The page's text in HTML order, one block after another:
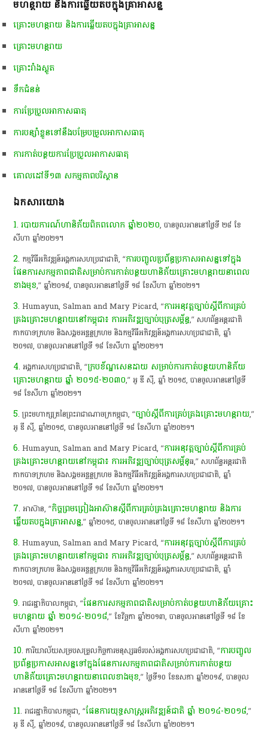
មហន្តរាយ​ និង​ការ​ឆ្លើយ​តប​ក្នុង​គ្រាអាសន្ន​
​គ្រោះ​មហន្តរាយ​ និង​ការ​ឆ្លើយ​តប​ក្នុង​គ្រាអាសន្ន​
​គ្រោះ​មហន្តរាយ​
​គ្រោះ​រាំង​ស្ងួត​​
ទឹកជំនន់​
ការប្រែប្រួលអាកាសធាតុ
ការបន្សាំខ្លួនទៅនឹងបម្រែបម្រួលអាកាសធាតុ
ការកាត់បន្ថយការប្រែប្រួលអាកាសធាតុ
គោលដៅទី​១៣ ស​កម្ម​ភាព​​បរិស្ថាន​
ឯកសារយោង
1. ​របាយការណ៍​ហានិភ័យ​ពិភពលោក​ ឆ្នាំ​២០២០,​ បាន​ចូល​អាន​នៅ​ថ្ងៃ​ទី​ ២៨​ ខែ
សីហា​ ឆ្នាំ​២០២១​។​
2. ​កម្មវិធី​អភិវឌ្ឍន៍​អង្គការសហប្រជាជាតិ​,​ “​ការ​បញ្ចូល​ប្រព័ន្ធ​ប្រកាស​អាសន្ន​ទៅ​ក្នុង​
ផែនការ​សកម្មភាព​ជាតិ​សម្រាប់​ការ​កាត់​បន្ថយ​ហានិភ័យ​គ្រោះ​មហន្តរាយ​នា​ពេល​
ខាង​មុខ​,”​ ឆ្នាំ​២០១៩,​ បាន​ចូល​អាន​នៅ​ថ្ងៃ​ទី​ ១៨​ ខែសីហា​ ឆ្នាំ​២០២១​។​
3. Humayun,​ Salman​ and​ Mary​ Picard,​ “​ការ​អនុវត្ត​ច្បាប់​ស្តី​ពី​ការ​គ្រប់
គ្រង​គ្រោះ​មហន្តរាយ​នៅ​កម្ពុជា​៖​ ការ​អភិវឌ្ឍ​ច្បាប់​បុត្រ​សម្ព័ន្ធ​,”​ សហព័ន្ធ​អន្តរជាតិ​
កាកបាទក្រហម​ និង​សង្គម​អ​ឌ្ច​ន្ទ​ក្រហម​ និង​កម្មវិធី​អភិវឌ្ឍន៍​អង្គការសហប្រជាជាតិ​,​ ឆ្នាំ​
២០១៧,​ បាន​ចូល​អាន​នៅ​ថ្ងៃ​ទី​ ១៨​ ខែសីហា​ ឆ្នាំ​២០២១​។​
4. ​អង្គការសហប្រជាជាតិ​,​ “​ក្របខ័ណ្ឌ​សេន​ដាយ​ សម្រាប់​ការ​កាត់​បន្ថយ​ហានិភ័យ​
គ្រោះ​មហន្តរាយ​ ឆ្នាំ​ ២០១៥-២០៣០,”​ អូ​ ឌី​ ស៊ី​,​ ឆ្នាំ​ ២០១៥,​ បាន​ចូល​អាន​នៅ​ថ្ងៃ​ទី​
១៨​ ខែសីហា​ ឆ្នាំ​២០២១​។​
5. ​ព្រះមហាក្សត្រ​នៃ​ព្រះរាជាណាចក្រ​កម្ពុជា​,​ “​ច្បាប់​ស្តី​ពី​ការ​គ្រប់គ្រង​គ្រោះ​មហន្តរាយ​,”​
អូ​ ឌី​ ស៊ី​,​ ឆ្នាំ​២០១៥,​ បាន​ចូល​អាន​នៅ​ថ្ងៃ​ទី​ ១៨​ ខែសីហា​ ឆ្នាំ​២០២១​។​
6. Humayun,​ Salman​ and​ Mary​ Picard,​ “​ការ​អនុវត្ត​ច្បាប់​ស្តី​ពី​ការ​គ្រប់
គ្រង​គ្រោះ​មហន្តរាយ​នៅ​កម្ពុជា​៖​ ការ​អភិវឌ្ឍ​ច្បាប់​បុត្រ​សម្ព័ន្ធ​,”​ សហព័ន្ធ​អន្តរជាតិ​
កាកបាទក្រហម​ និង​សង្គម​អ​ឌ្ច​ន្ទ​ក្រហម​ និង​កម្មវិធី​អភិវឌ្ឍន៍​អង្គការសហប្រជាជាតិ​,​ ឆ្នាំ​
២០១៧,​ បាន​ចូល​អាន​នៅ​ថ្ងៃ​ទី​ ១៨​ ខែសីហា​ ឆ្នាំ​២០២១​។​
7. ​អាស៊ាន​,​ “​កិច្ចព្រមព្រៀង​អាស៊ាន​ស្តី​ពី​ការ​គ្រប់គ្រង​គ្រោះ​មហន្តរាយ​ និង​ការ​
ឆ្លើយ​តប​ក្នុង​គ្រាអាសន្ន​,”​ ឆ្នាំ​២០១៥,​ បាន​ចូល​អាន​នៅ​ថ្ងៃ​ទី​ ១៨​ ខែសីហា​ ឆ្នាំ​២០២១​។​
8. Humayun,​ Salman​ and​ Mary​ Picard,​ “​ការ​អនុវត្ត​ច្បាប់​ស្តី​ពី​ការ​គ្រប់
គ្រង​គ្រោះ​មហន្តរាយ​នៅ​កម្ពុជា​៖​ ការ​អភិវឌ្ឍ​ច្បាប់​បុត្រ​សម្ព័ន្ធ​,”​ សហព័ន្ធ​អន្តរជាតិ​
កាកបាទក្រហម​ និង​សង្គម​អ​ឌ្ច​ន្ទ​ក្រហម​ និង​កម្មវិធី​អភិវឌ្ឍន៍​អង្គការសហប្រជាជាតិ​,​ ឆ្នាំ​
២០១៧,​ បាន​ចូល​អាន​នៅ​ថ្ងៃ​ទី​ ១៨​ ខែសីហា​ ឆ្នាំ​២០២១​។​
9. ​រាជរដ្ឋាភិបាល​កម្ពុជា​,​ “​ផែនការ​សកម្មភាព​ជាតិ​សម្រាប់​កាត់​បន្ថយ​ហានិភ័យ​គ្រោះ​
មហន្តរាយ​ ឆ្នាំ​ ២០១៤-២០១៨,”​ ខែ​វិ​ច្ឆ​កា​ ឆ្នាំ​២០១៣,​ បាន​ចូល​អាន​នៅ​ថ្ងៃ​ទី​ ១៨​ ខែ
សីហា​ ឆ្នាំ​២០២១​។​
10. ​ការិយាល័យ​សម្របសម្រួល​កិច្ចការ​មនុស្សធម៌​របស់​អង្គការសហប្រជាជាតិ​,​ “​ការ​បញ្ចូល​
ប្រព័ន្ធ​ប្រកាស​អាសន្ន​ទៅ​ក្នុង​ផែនការ​សកម្មភាព​ជាតិ​សម្រាប់​ការ​កាត់​បន្ថយ​
ហានិភ័យ​គ្រោះ​មហន្តរាយ​នា​ពេល​ខាង​មុខ​,”​ ថ្ងៃ​ទី​១០​ ខែឧសភា​ ឆ្នាំ​២០១៩,​ បាន​ចូល​
អាន​នៅ​ថ្ងៃ​ទី​ ១៨​ ខែសីហា​ ឆ្នាំ​២០២១​។​
11. ​រាជរដ្ឋាភិបាល​កម្ពុជា​,​ “​ផែនការ​យុទ្ធសាស្ត្រ​អភិវឌ្ឍន៍​ជាតិ​ ឆ្នាំ​ ២០១៤-២០១៨,”​
អូ​ ឌី​ ស៊ី​,​ ឆ្នាំ​២០១៩,​ បាន​ចូល​អាន​នៅ​ថ្ងៃ​ទី​ ១៨​ ខែសីហា​ ឆ្នាំ​២០២១​។​